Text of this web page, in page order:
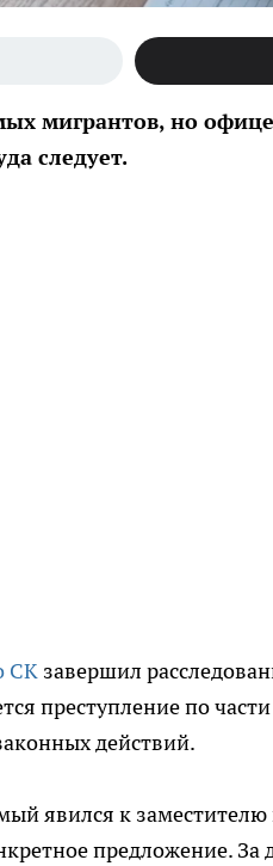
мигрантов, но
следует.
СК завершил
преступление по
действий.
явился к
предложение. За